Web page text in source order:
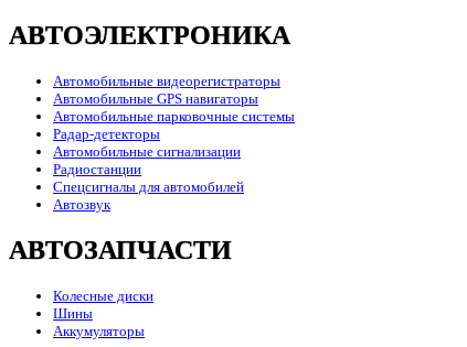
АВТОЭЛЕКТРОНИКА
Автомобильные видеорегистраторы
Автомобильные GPS навигаторы
Автомобильные парковочные системы
Радар-детекторы
Автомобильные сигнализации
Радиостанции
Спецсигналы для автомобилей
Автозвук
АВТОЗАПЧАСТИ
Колесные диски
Шины
Аккумуляторы